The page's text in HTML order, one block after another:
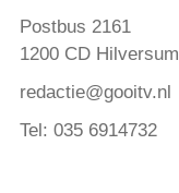
Postbus 2161
1200 CD Hilversum
redactie@gooitv.nl
Tel: 035 6914732